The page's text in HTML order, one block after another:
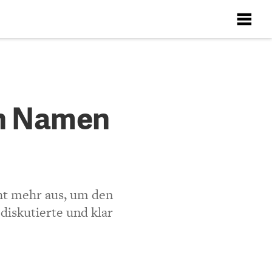
X
X
X
X
Namen
mehr aus, um den
und klar
X